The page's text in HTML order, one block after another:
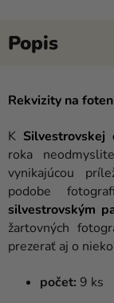
Rekvizity na
K Silvestrovskej
roka
vynikajúcou
podobe
silvestrovským
žartovných
prezerať aj o
počet: 9 ks